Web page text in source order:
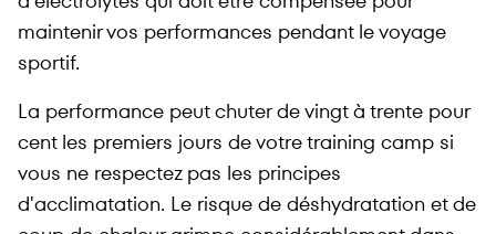
maintenir vos performances pendant le voyage
sportif.
La performance peut chuter de vingt à trente pour
cent les premiers jours de votre training camp si
vous ne respectez pas les principes
d'acclimatation. Le risque de déshydratation et de